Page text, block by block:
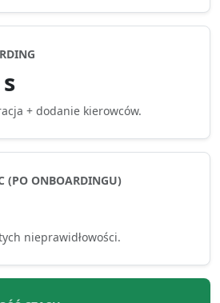
+ dodanie kierowców.
(PO ONBOARDINGU)
nieprawidłowości.